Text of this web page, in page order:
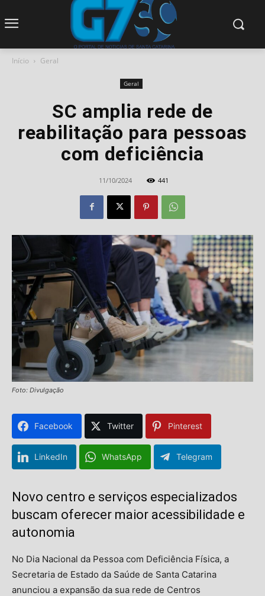
Início Geral
Geral
SC amplia rede de
reabilitação para pessoas
com deficiência
11/10/2024 441
Foto: Divulgação
Facebook Twitter Pinterest
LinkedIn WhatsApp Telegram
Novo centro e serviços especializados
buscam oferecer maior acessibilidade e
autonomia
No Dia Nacional da Pessoa com Deficiência Física, a
Secretaria de Estado da Saúde de Santa Catarina
anunciou a expansão da sua rede de Centros
modal-check